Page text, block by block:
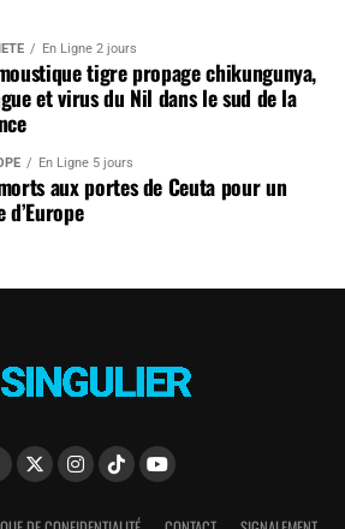
En Ligne 2 jours
tigre propage chikungunya,
et virus du Nil dans le sud de la
En Ligne 5 jours
aux portes de Ceuta pour un
d’Europe